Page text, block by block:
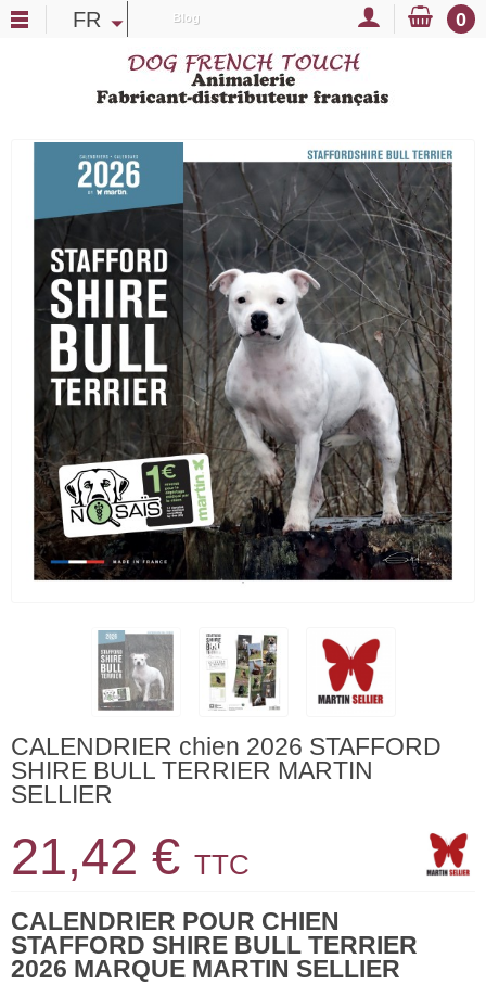
FR Blog 0
CALENDRIER chien 2026 STAFFORD
SHIRE BULL TERRIER MARTIN
SELLIER
21,42 € TTC
CALENDRIER POUR CHIEN
STAFFORD SHIRE BULL TERRIER
2026 MARQUE MARTIN SELLIER